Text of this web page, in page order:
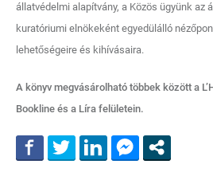
állatvédelmi alapítvány, a Közös ügyünk az
kuratóriumi elnökeként egyedülálló
lehetőségeire és kihívásaira.
A könyv megvásárolható többek között a
Bookline és a Líra felületein.